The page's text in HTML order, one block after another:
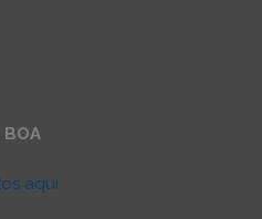
BOA
aqui